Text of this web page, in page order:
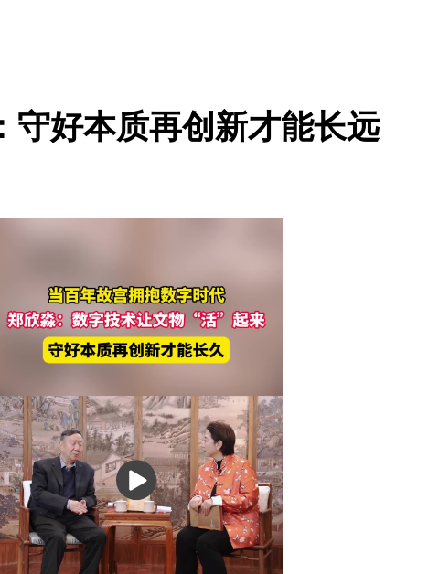
守好本质再创新才能长远
播
放